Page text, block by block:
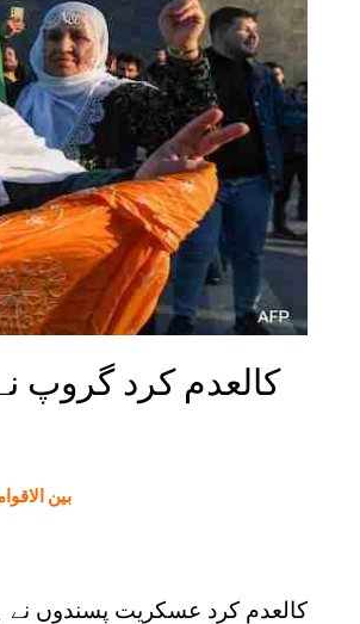
کالعدم کرد گروپ
بین
کالعدم کرد عسکریت پسندوں نے